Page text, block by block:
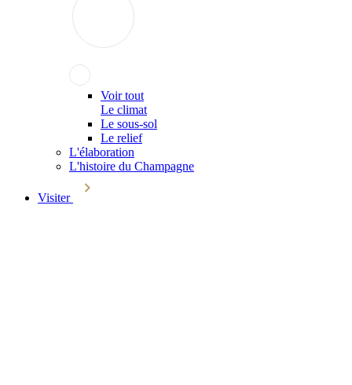
Voir tout
Le climat
Le sous-sol
Le relief
L'élaboration
L'histoire du Champagne
Visiter